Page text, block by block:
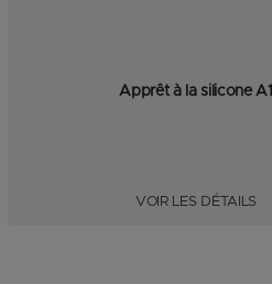
Apprêt à la silicone A1
VOIR LES DÉTAILS